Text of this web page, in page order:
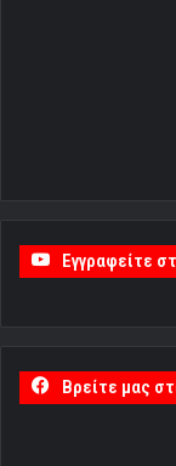
Εγγραφείτε
Βρείτε μας